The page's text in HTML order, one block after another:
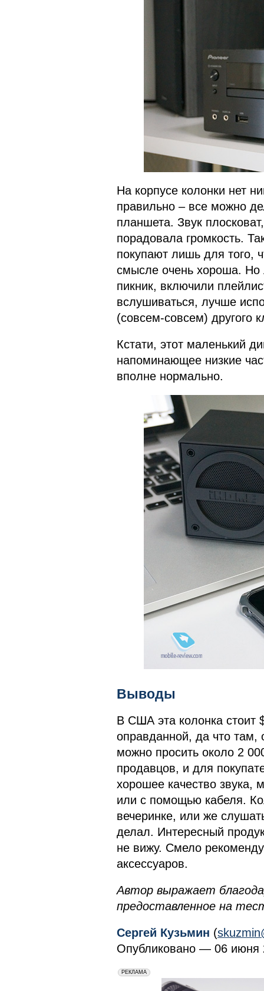
На корпусе колонки нет
правильно – все можно
планшета. Звук
порадовала громкость.
покупают лишь для того,
смысле очень хороша. Но
пикник, включили
вслушиваться, лучше
(совсем-совсем) другого
Кстати, этот маленький
напоминающее низкие
вполне нормально.
Выводы
В США эта колонка стоит
оправданной, да что там,
можно просить около 2
продавцов, и для
хорошее качество звука,
или с помощью кабеля.
вечеринке, или же
делал. Интересный
не вижу. Смело
аксессуаров.
Автор выражает
предоставленное на
Сергей Кузьмин (
Опубликовано — 06 июня
erid: 2VfnxxmNzs5
РЕКЛАМА